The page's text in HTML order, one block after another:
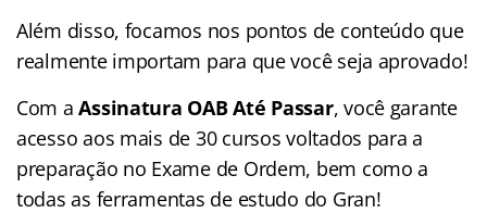
Além disso, focamos nos pontos de conteúdo que
realmente importam para que você seja aprovado!
Com a Assinatura OAB Até Passar, você garante
acesso aos mais de 30 cursos voltados para a
preparação no Exame de Ordem, bem como a
todas as ferramentas de estudo do Gran!